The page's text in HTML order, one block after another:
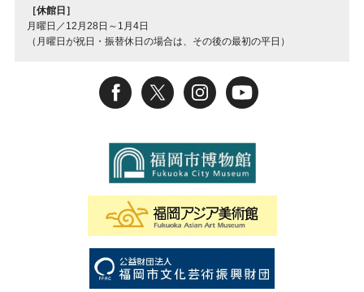
［休館日］
月曜日／12月28日～1月4日
（月曜日が祝日・振替休日の場合は、その後の最初の平日）